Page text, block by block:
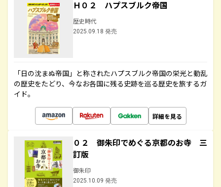
Ｈ０２ ハプスブルク帝国
歴史時代
2025.09.18 発売
「日の沈まぬ帝国」と称されたハプスブルク帝国の栄光と動乱
の歴史をたどり、今なお各国に残る史跡を巡る歴史を旅するガ
イド。
詳細を見る
０２ 御朱印でめぐる京都のお寺 三
訂版
御朱印
2025.10.09 発売